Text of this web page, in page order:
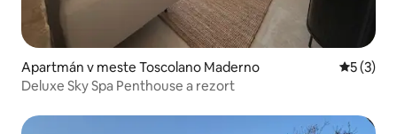
Apartmán v meste Toscolano Maderno
5 (3)
Deluxe Sky Spa Penthouse a rezort